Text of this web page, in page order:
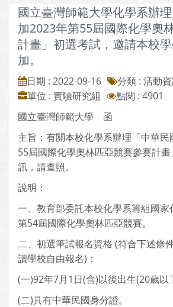
國立臺灣師範大學化學系辦
加2023年第55屆國際化學奧
計畫」初選考試，邀請本校
加。
日期 : 2022-09-16
分類 : 活動
單位 : 實驗研究組
點閱 : 4901
國立臺灣師範大學 函
主旨：有關本校化學系辦理「中華
55屆國際化學奧林匹亞競賽參賽計
訊，請查照。
說明：
一、教育部委託本校化學系籌組國
第54屆國際化學奧林匹亞競賽。
二、初選筆試報名資格 (符合下述條
讀學校自由報名)：
(一)92年7月1日(含)以後出生(20歲以
(二)具有中華民國身分證。